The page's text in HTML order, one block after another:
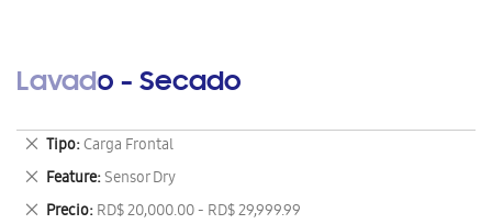
Lavado - Secado
Tipo Carga Frontal
Eliminar
este
artículo
Feature Sensor Dry
Eliminar
este
Precio RD$ 20,000.00 - RD$ 29,999.99
Eliminar